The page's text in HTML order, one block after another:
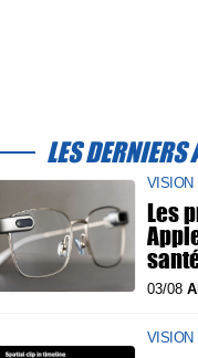
LES DERNIERS
VISION
Les
03/08
VISION